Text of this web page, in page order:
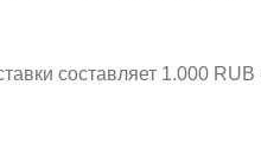
составляет 1.000